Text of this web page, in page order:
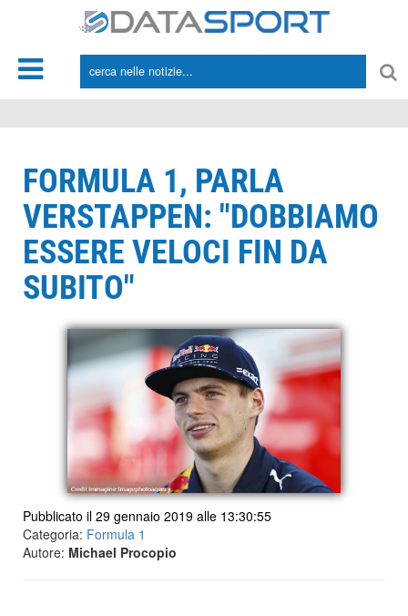
FORMULA 1, PARLA
VERSTAPPEN: "DOBBIAMO
ESSERE VELOCI FIN DA
SUBITO"
Pubblicato il 29 gennaio 2019 alle 13:30:55
Categoria: Formula 1
Autore: Michael Procopio